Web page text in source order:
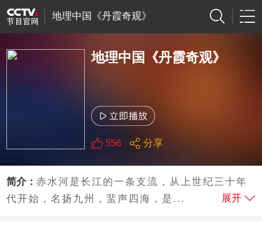
地理中国《丹霞奇观》
地理中国《丹霞奇观》
556 分享
简介：赤水河是长江的一条支流，从上世纪三十年
代开始，名扬九州，蜚声四海，是...
展开